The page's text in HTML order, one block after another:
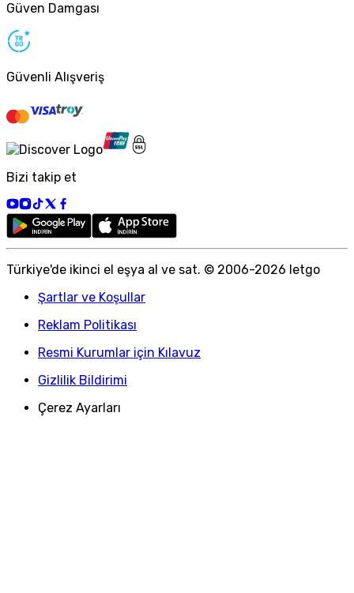
Güven Damgası
Güvenli Alışveriş
Bizi takip et
Türkiye'de ikinci el eşya al ve sat. © 2006-2026 letgo
Şartlar ve Koşullar
Reklam Politikası
Resmi Kurumlar için Kılavuz
Gizlilik Bildirimi
Çerez Ayarları